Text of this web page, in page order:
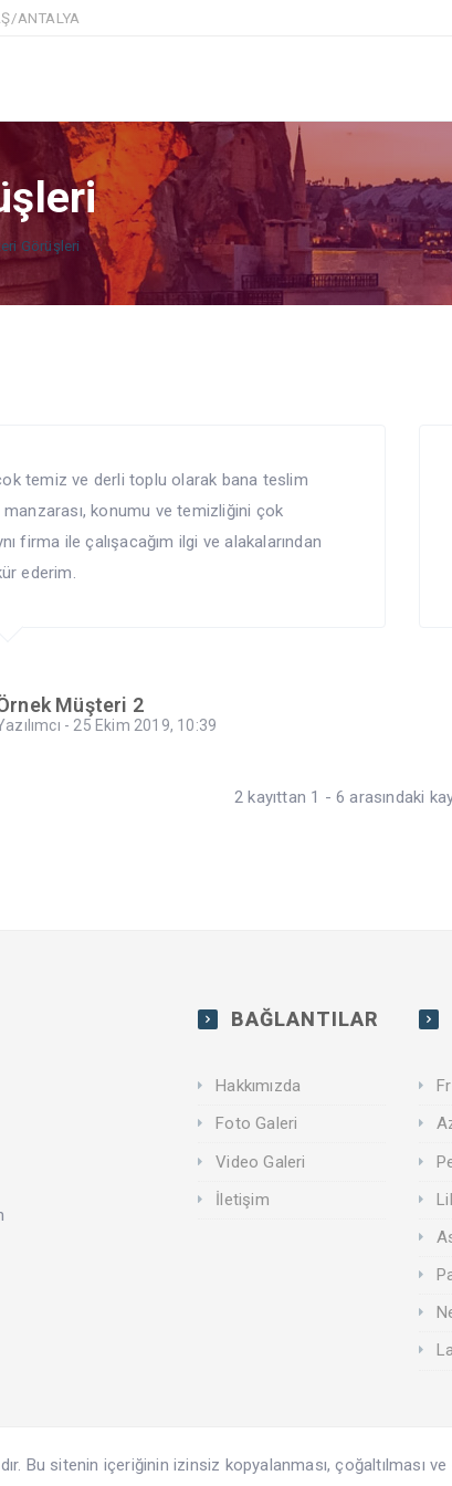
ANTALYA
Görüşleri
temiz ve derli toplu olarak bana teslim
manzarası, konumu ve temizliğini çok
firma ile çalışacağım ilgi ve alakalarından
ederim.
Müşteri 2
- 25 Ekim 2019, 10:39
2 kayıttan 1 - 6 arasındaki
BAĞLANTILAR
Hakkımızda
Foto Galeri
Video Galeri
İletişim
Bu sitenin içeriğinin izinsiz kopyalanması, çoğaltılması ve